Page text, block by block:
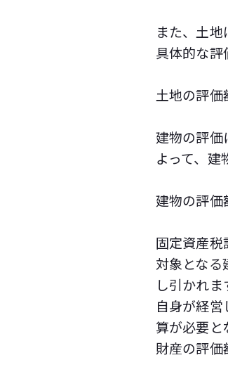
また、土地
具体的な評
土地の評
建物の評価
よって、建
建物の評価
固定資産税
対象とな
し引かれま
自身が経
算が必要と
財産の評価